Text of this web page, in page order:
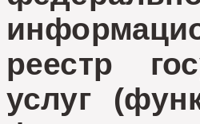
реестр
услуг